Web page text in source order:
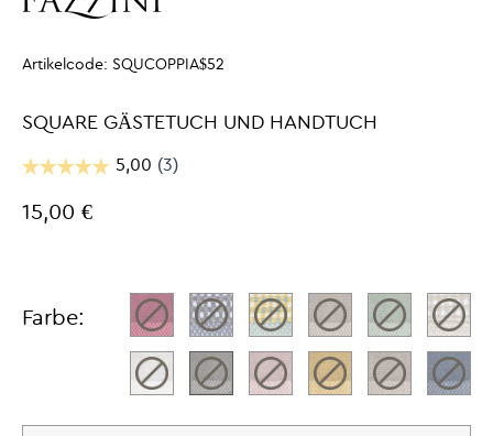
Artikelcode: SQUCOPPIA$52
SQUARE GÄSTETUCH UND HANDTUCH
15,00 €
Farbe: